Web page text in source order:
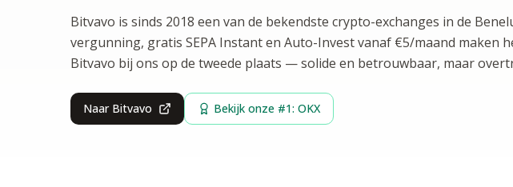
Bitvavo is sinds 2018 een van de bekendste crypto-exchanges in de
vergunning, gratis SEPA Instant en Auto-Invest vanaf €5/maand maken
Bitvavo bij ons op de tweede plaats — solide en betrouwbaar, maar
Naar Bitvavo Bekijk onze #1: OKX